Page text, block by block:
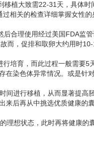
植大致需22-31天，具体时
相关的检查详细掌握女性
合理使用经过美国FDA监
而，促排和取卵大约用时10-
培育，而此过程一般需要5
染色体异常情况。或是针
进行移植，从而显著提高
后再从中挑选优质健康的
想状态，此时再将健康的